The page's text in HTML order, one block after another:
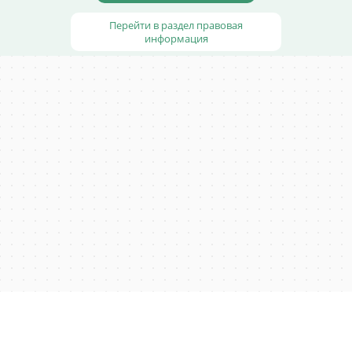
Перейти в раздел правовая
информация